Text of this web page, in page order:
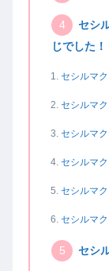
セシ
じでした！
セシルマ
セシルマ
セシルマ
セシルマ
セシルマ
セシルマ
セシ